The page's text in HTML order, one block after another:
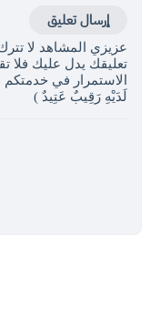
إرسال تعليق
عزيزي المشاهد لا
تعليقك يدل عليك فلا
الاستمرار في خدمتكم
لَدَيْهِ رَقِيبٌ عَتِيدٌ )